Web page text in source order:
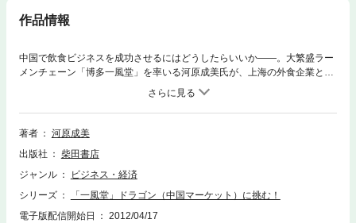
作品情報
中国で飲食ビジネスを成功させるにはどうしたらいいか――。大繁盛ラー
メンチェーン「博多一風堂」を率いる河原成美氏が、上海の外食企業と合
弁会社を設立し中国にのり込んだのは２００３年１０月。中国市場に合っ
たラーメンの新ブランドを展開すべく、苦労を重ねる。第１部では、ひと
筋縄ではいかない中国市場の問題点を著者自らの経験にもとづいて具体
的、かつ赤裸々に語り、いかに立ち向かったかをつづる。第２部では、上
めない存在、中国は、まさに「ドラゴン」そのものだ。河原氏の体験、分
析、そして前向きな思考は、中国進出をめざす企業の参考になるはずだ。
著者
河原成美
出版社
柴田書店
ジャンル
ビジネス・経済
シリーズ
「一風堂」ドラゴン（中国マーケット）に挑む！
電子版配信開始日
2012/04/17